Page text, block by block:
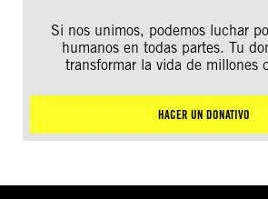
Si nos unimos, podemos luchar
humanos en todas partes. Tu
transformar la vida de millones
HACER UN DONATIVO